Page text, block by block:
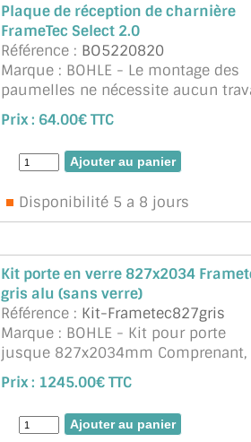
Plaque de réception de charnière
FrameTec Select 2.0
Référence : BO5220820
Marque : BOHLE - Le montage des
paumelles ne nécessite aucun
de fraisage ou de perçage du
d'huisserie. Les logements de
paumelles faciles à monter sont
simplement gliss& ...suite
Prix : 64.00€ TTC
Disponibilité 5 a 8 jours
Kit porte en verre 827x2034
gris alu (sans verre)
Référence : Kit-Frametec827gris
Marque : BOHLE - Kit pour porte
jusque 827x2034mm Comprenant,
bati Dormant alu avec ses joints et
plaques de montage ref. BO520801
(inclus pas le tasseau si fixation si
cloison non vitrée), gache inox ref.
Prix : 1245.00€ TTC